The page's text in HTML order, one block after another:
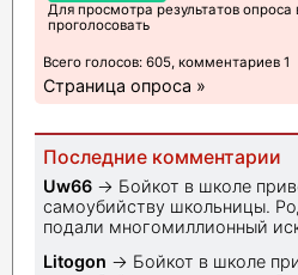
Для просмотра результатов
проголосовать
Всего голосов: 605, комментариев 1
Страница опроса »
Последние комментарии
Uw66 → Бойкот в школе
самоубийству школьницы.
подали многомиллионный
Litogon → Бойкот в школе